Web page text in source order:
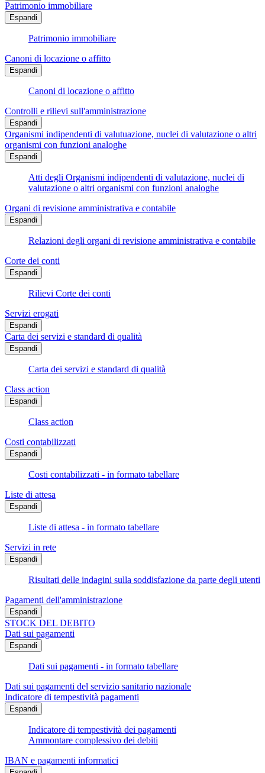
Patrimonio immobiliare
Espandi
Patrimonio immobiliare
Canoni di locazione o affitto
Espandi
Canoni di locazione o affitto
Controlli e rilievi sull'amministrazione
Espandi
Organismi indipendenti di valutuazione, nuclei di valutazione o altri
organismi con funzioni analoghe
Espandi
Atti degli Organismi indipendenti di valutazione, nuclei di
valutazione o altri organismi con funzioni analoghe
Organi di revisione amministrativa e contabile
Espandi
Relazioni degli organi di revisione amministrativa e contabile
Corte dei conti
Espandi
Rilievi Corte dei conti
Servizi erogati
Espandi
Carta dei servizi e standard di qualità
Espandi
Carta dei servizi e standard di qualità
Class action
Espandi
Class action
Costi contabilizzati
Espandi
Costi contabilizzati - in formato tabellare
Liste di attesa
Espandi
Liste di attesa - in formato tabellare
Servizi in rete
Espandi
Risultati delle indagini sulla soddisfazione da parte degli utenti
Pagamenti dell'amministrazione
Espandi
STOCK DEL DEBITO
Dati sui pagamenti
Espandi
Dati sui pagamenti - in formato tabellare
Dati sui pagamenti del servizio sanitario nazionale
Indicatore di tempestività pagamenti
Espandi
Indicatore di tempestività dei pagamenti
Ammontare complessivo dei debiti
IBAN e pagamenti informatici